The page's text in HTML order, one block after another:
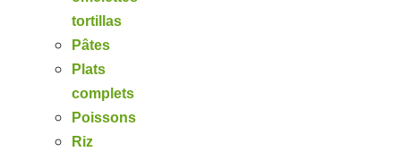
tortillas
Pâtes
Plats
complets
Poissons
Riz